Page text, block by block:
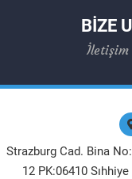
BİZE
Strazburg Cad. Bina
12 PK:06410